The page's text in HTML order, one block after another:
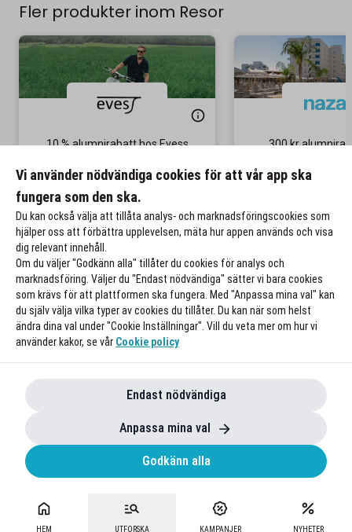
HEM UTFORSKA KAMPANJER NYHETER
Fler produkter inom Resor
10 % alumnirabatt hos Evess
Till rabatten
300 kr
Gäller på sista
Vi använder nödvändiga cookies för att vår app ska
fungera som den ska.
Du kan också välja att tillåta analys- och marknadsföringscookies som
hjälper oss att förbättra upplevelsen, mäta hur appen används och visa
dig relevant innehåll.
Om du väljer "Godkänn alla" tillåter du cookies för analys och
marknadsföring. Väljer du "Endast nödvändiga" sätter vi bara cookies
som krävs för att plattformen ska fungera. Med "Anpassa mina val" kan
du själv välja vilka typer av cookies du tillåter. Du kan när som helst
ändra dina val under "Cookie Inställningar". Vill du veta mer om hur vi
använder kakor, se vår Cookie policy
Endast nödvändiga
Anpassa mina val
Godkänn alla